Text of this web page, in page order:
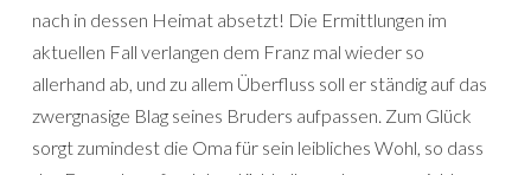
nach in dessen Heimat absetzt! Die Ermittlungen im
aktuellen Fall verlangen dem Franz mal wieder so
allerhand ab, und zu allem Überfluss soll er ständig auf das
zwergnasige Blag seines Bruders aufpassen. Zum Glück
sorgt zumindest die Oma für sein leibliches Wohl, so dass